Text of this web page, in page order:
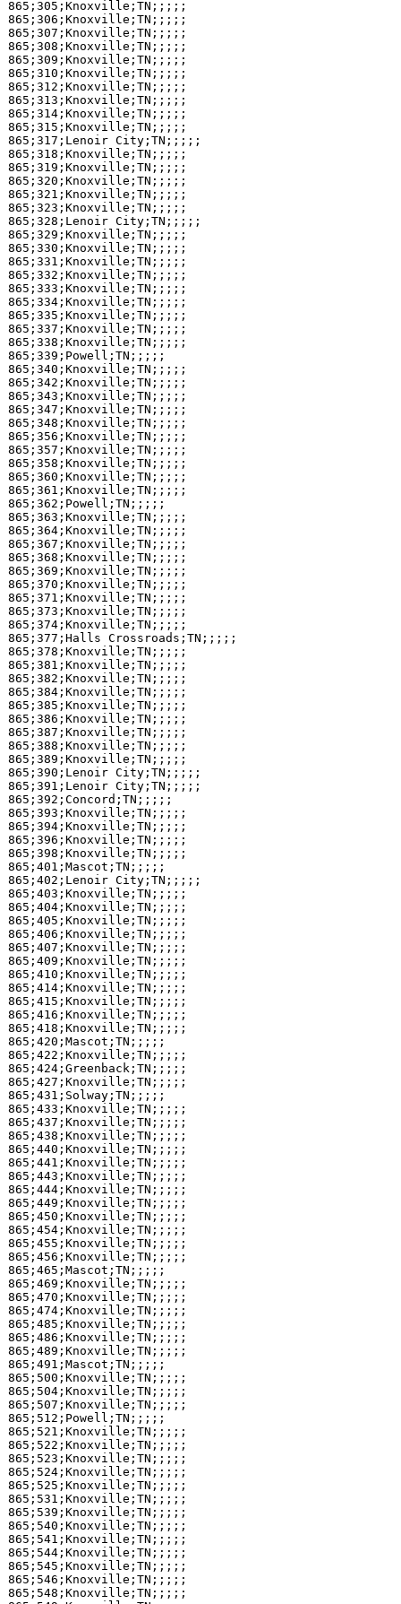
865;305;Knoxville;TN;;;;;
865;306;Knoxville;TN;;;;;
865;307;Knoxville;TN;;;;;
865;308;Knoxville;TN;;;;;
865;309;Knoxville;TN;;;;;
865;310;Knoxville;TN;;;;;
865;312;Knoxville;TN;;;;;
865;313;Knoxville;TN;;;;;
865;314;Knoxville;TN;;;;;
865;315;Knoxville;TN;;;;;
865;317;Lenoir City;TN;;;;;
865;318;Knoxville;TN;;;;;
865;319;Knoxville;TN;;;;;
865;320;Knoxville;TN;;;;;
865;321;Knoxville;TN;;;;;
865;323;Knoxville;TN;;;;;
865;328;Lenoir City;TN;;;;;
865;329;Knoxville;TN;;;;;
865;330;Knoxville;TN;;;;;
865;331;Knoxville;TN;;;;;
865;332;Knoxville;TN;;;;;
865;333;Knoxville;TN;;;;;
865;334;Knoxville;TN;;;;;
865;335;Knoxville;TN;;;;;
865;337;Knoxville;TN;;;;;
865;338;Knoxville;TN;;;;;
865;339;Powell;TN;;;;;
865;340;Knoxville;TN;;;;;
865;342;Knoxville;TN;;;;;
865;343;Knoxville;TN;;;;;
865;347;Knoxville;TN;;;;;
865;348;Knoxville;TN;;;;;
865;356;Knoxville;TN;;;;;
865;357;Knoxville;TN;;;;;
865;358;Knoxville;TN;;;;;
865;360;Knoxville;TN;;;;;
865;361;Knoxville;TN;;;;;
865;362;Powell;TN;;;;;
865;363;Knoxville;TN;;;;;
865;364;Knoxville;TN;;;;;
865;367;Knoxville;TN;;;;;
865;368;Knoxville;TN;;;;;
865;369;Knoxville;TN;;;;;
865;370;Knoxville;TN;;;;;
865;371;Knoxville;TN;;;;;
865;373;Knoxville;TN;;;;;
865;374;Knoxville;TN;;;;;
865;377;Halls Crossroads;TN;;;;;
865;378;Knoxville;TN;;;;;
865;381;Knoxville;TN;;;;;
865;382;Knoxville;TN;;;;;
865;384;Knoxville;TN;;;;;
865;385;Knoxville;TN;;;;;
865;386;Knoxville;TN;;;;;
865;387;Knoxville;TN;;;;;
865;388;Knoxville;TN;;;;;
865;389;Knoxville;TN;;;;;
865;390;Lenoir City;TN;;;;;
865;391;Lenoir City;TN;;;;;
865;392;Concord;TN;;;;;
865;393;Knoxville;TN;;;;;
865;394;Knoxville;TN;;;;;
865;396;Knoxville;TN;;;;;
865;398;Knoxville;TN;;;;;
865;401;Mascot;TN;;;;;
865;402;Lenoir City;TN;;;;;
865;403;Knoxville;TN;;;;;
865;404;Knoxville;TN;;;;;
865;405;Knoxville;TN;;;;;
865;406;Knoxville;TN;;;;;
865;407;Knoxville;TN;;;;;
865;409;Knoxville;TN;;;;;
865;410;Knoxville;TN;;;;;
865;414;Knoxville;TN;;;;;
865;415;Knoxville;TN;;;;;
865;416;Knoxville;TN;;;;;
865;418;Knoxville;TN;;;;;
865;420;Mascot;TN;;;;;
865;422;Knoxville;TN;;;;;
865;424;Greenback;TN;;;;;
865;427;Knoxville;TN;;;;;
865;431;Solway;TN;;;;;
865;433;Knoxville;TN;;;;;
865;437;Knoxville;TN;;;;;
865;438;Knoxville;TN;;;;;
865;440;Knoxville;TN;;;;;
865;441;Knoxville;TN;;;;;
865;443;Knoxville;TN;;;;;
865;444;Knoxville;TN;;;;;
865;449;Knoxville;TN;;;;;
865;450;Knoxville;TN;;;;;
865;454;Knoxville;TN;;;;;
865;455;Knoxville;TN;;;;;
865;456;Knoxville;TN;;;;;
865;465;Mascot;TN;;;;;
865;469;Knoxville;TN;;;;;
865;470;Knoxville;TN;;;;;
865;474;Knoxville;TN;;;;;
865;485;Knoxville;TN;;;;;
865;486;Knoxville;TN;;;;;
865;489;Knoxville;TN;;;;;
865;491;Mascot;TN;;;;;
865;500;Knoxville;TN;;;;;
865;504;Knoxville;TN;;;;;
865;507;Knoxville;TN;;;;;
865;512;Powell;TN;;;;;
865;521;Knoxville;TN;;;;;
865;522;Knoxville;TN;;;;;
865;523;Knoxville;TN;;;;;
865;524;Knoxville;TN;;;;;
865;525;Knoxville;TN;;;;;
865;531;Knoxville;TN;;;;;
865;539;Knoxville;TN;;;;;
865;540;Knoxville;TN;;;;;
865;541;Knoxville;TN;;;;;
865;544;Knoxville;TN;;;;;
865;545;Knoxville;TN;;;;;
865;546;Knoxville;TN;;;;;
865;548;Knoxville;TN;;;;;